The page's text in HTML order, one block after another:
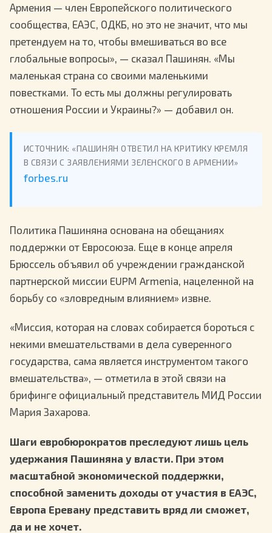
Армения — член Европейского политического
сообщества, ЕАЭС, ОДКБ, но это не значит, что мы
претендуем на то, чтобы вмешиваться во все
глобальные вопросы», — сказал Пашинян. «Мы
маленькая страна со своими маленькими
повестками. То есть мы должны регулировать
отношения России и Украины?» — добавил он.
ИСТОЧНИК: «ПАШИНЯН ОТВЕТИЛ НА КРИТИКУ КРЕМЛЯ
В СВЯЗИ С ЗАЯВЛЕНИЯМИ ЗЕЛЕНСКОГО В АРМЕНИИ»
forbes.ru
Политика Пашиняна основана на обещаниях
поддержки от Евросоюза. Еще в конце апреля
Брюссель объявил об учреждении гражданской
партнерской миссии EUPM Armenia, нацеленной на
борьбу со «зловредным влиянием» извне.
«Миссия, которая на словах собирается бороться с
некими вмешательствами в дела суверенного
государства, сама является инструментом такого
вмешательства», — отметила в этой связи на
брифинге официальный представитель МИД России
Мария Захарова.
Шаги евробюрократов преследуют лишь цель
удержания Пашиняна у власти. При этом
масштабной экономической поддержки,
способной заменить доходы от участия в ЕАЭС,
Европа Еревану представить вряд ли сможет,
да и не хочет.